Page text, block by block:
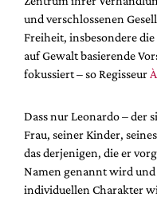
und verschlossenen
Freiheit, insbesondere
auf Gewalt basierende
fokussiert – so Regisseur
Dass nur Leonardo – der
Frau, seiner Kinder,
das derjenigen, die er
Namen genannt wird
individuellen Charakter